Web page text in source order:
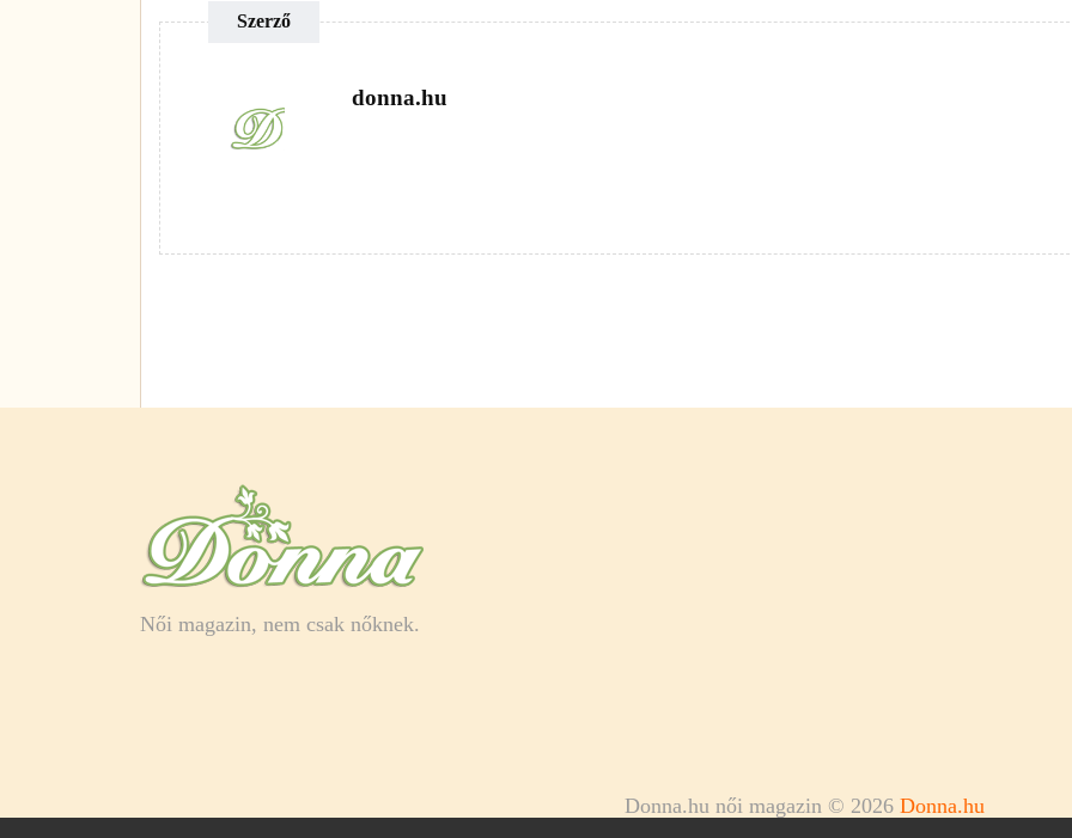
Szerző
donna.hu
Női magazin, nem csak nőknek.
Donna.hu női magazin © 2026 Donna.hu